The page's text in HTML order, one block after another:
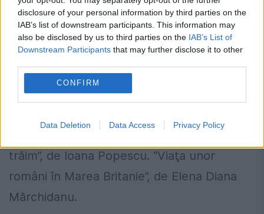
disclosure of your personal information by third parties on the
IAB’s list of downstream participants. This information may
also be disclosed by us to third parties on the IAB’s List of
Downstream Participants that may further disclose it to other
CONFIRM
Data Deletion Data Access Privacy Policy
“Hărţuirea pe net”, de Ana Obertinschi.
“Frica de oameni”, de Carina Olteanu.
“Prima dragoste. Prima despărţire”, de
Simina Bărăgan. “Dependenţa de jocuri”, de
Ana Obertinschi.
trăim”, de Ioana Popescu. “Viaţa unor
români în Marea Britanie”, de Elena Diana
Mărchidanu.